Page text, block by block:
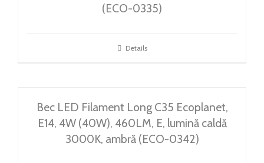
(ECO-0335)
Details
Bec LED Filament Long C35 Ecoplanet,
E14, 4W (40W), 460LM, E, lumină caldă
3000K, ambră (ECO-0342)